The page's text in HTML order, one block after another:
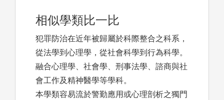
相似學類比一比
犯罪防治在近年被歸屬於科際整合之科系，
從法學到心理學，從社會科學到行為科學。
融合心理學、社會學、刑事法學、諮商與社
會工作及精神醫學等學科。
本學類容易流於警勤應用或心理剖析之獨門